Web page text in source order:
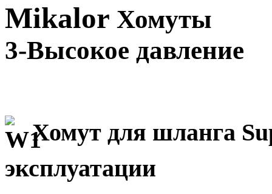
Mikalor Хомуты
3-Высокое давление
Хомут для шланга
эксплуатации